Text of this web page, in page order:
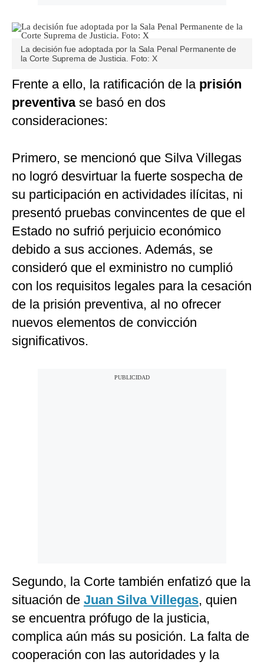
La decisión fue adoptada por la Sala Penal Permanente de
la Corte Suprema de Justicia. Foto: X
Frente a ello, la ratificación de la prisión
preventivase basó en dos
consideraciones:
Primero, se mencionó que Silva Villegas
no logró desvirtuar la fuerte sospecha de
su participación en actividades ilícitas, ni
presentó pruebas convincentes de que el
Estado no sufrió perjuicio económico
debido a sus acciones. Además, se
consideró que el exministro no cumplió
con los requisitos legales para la cesación
de la prisión preventiva, al no ofrecer
nuevos elementos de convicción
significativos.
Segundo, la Corte también enfatizó que la
situación de Juan Silva Villegas, quien
se encuentra prófugo de la justicia,
complica aún más su posición. La falta de
cooperación con las autoridades y la